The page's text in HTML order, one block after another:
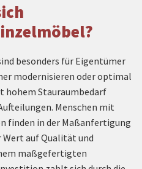
besonders für Eigentümer
modernisieren oder optimal
hohem Stauraumbedarf
Menschen mit
finden in der Maßanfertigung
Wert auf Qualität und
maßgefertigten